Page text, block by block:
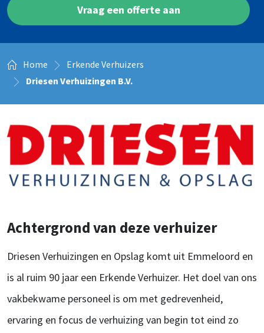
Vraag een offerte aan
Home
Erkende Verhuizers
Driesen Verhuizingen B.V.
Achtergrond van deze verhuizer
Driesen Verhuizingen en Opslag komt uit Emmeloord en
is al ruim 90 jaar een Erkende Verhuizer. Het doel van ons
vakbekwame personeel is om met gedrevenheid,
ervaring en focus de verhuizing van begin tot eind zo